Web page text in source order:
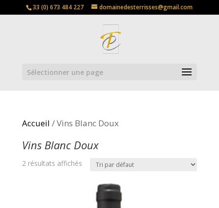
33 (0) 673 484 227 domainedesterrisses@gmail.com
Sélectionner une page
Accueil / Vins Blanc Doux
Vins Blanc Doux
2 résultats affichés